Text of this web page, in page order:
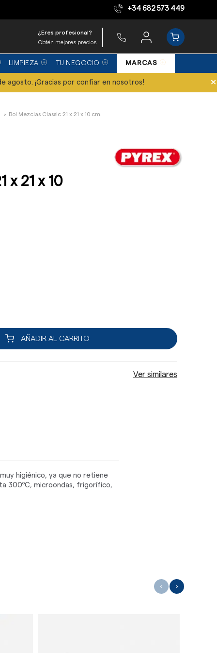
Equipo de expertos +34 682 573 449
¿Eres profesional?
Obtén mejores precios
LIMPIEZA TU NEGOCIO MARCAS
agosto. ¡Gracias por confiar en nosotros! ×
Bol Mezclas Classic 21 x 21 x 10 cm.
x 21 x 10
AÑADIR AL CARRITO
Ver similares
higiénico, ya que no retiene
300ºC, microondas, frigorífico,
‹ ›